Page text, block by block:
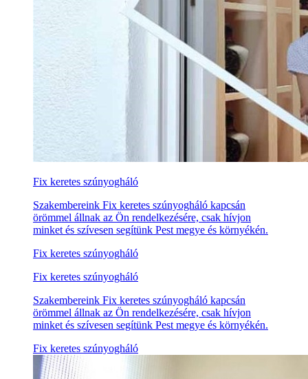
Fix keretes szúnyogháló
Szakembereink Fix keretes szúnyogháló kapcsán
örömmel állnak az Ön rendelkezésére, csak hívjon
minket és szívesen segítünk Pest megye és környékén.
Fix keretes szúnyogháló
Fix keretes szúnyogháló
Szakembereink Fix keretes szúnyogháló kapcsán
örömmel állnak az Ön rendelkezésére, csak hívjon
minket és szívesen segítünk Pest megye és környékén.
Fix keretes szúnyogháló